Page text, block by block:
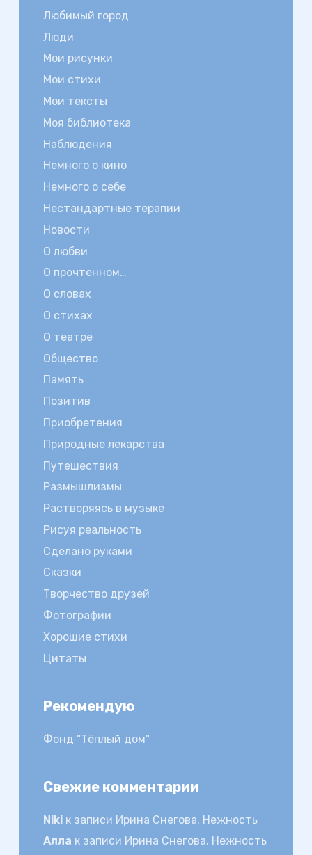
Любимый город
Люди
Мои рисунки
Мои стихи
Мои тексты
Моя библиотека
Наблюдения
Немного о кино
Немного о себе
Нестандартные терапии
Новости
О любви
О прочтенном…
О словах
О стихах
О театре
Общество
Память
Позитив
Приобретения
Природные лекарства
Путешествия
Размышлизмы
Растворяясь в музыке
Рисуя реальность
Сделано руками
Сказки
Творчество друзей
Фотографии
Хорошие стихи
Цитаты
Рекомендую
Фонд "Тёплый дом"
Свежие комментарии
Nikiк записи Ирина Снегова. Нежность
Алла к записи Ирина Снегова. Нежность